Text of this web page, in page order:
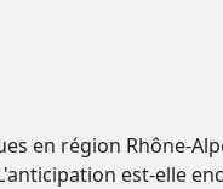
en région Rhône-
est-elle